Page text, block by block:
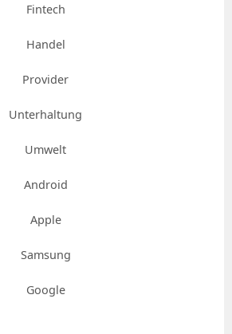
Fintech
Handel
Provider
Unterhaltung
Umwelt
Android
Apple
Samsung
Google